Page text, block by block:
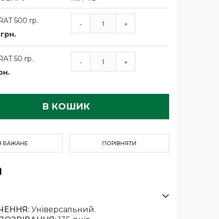
500 гр.
- +
50 гр.
- +
В КОШИК
БАЖАНЕ ПОРІВНЯТИ
Універсальний.